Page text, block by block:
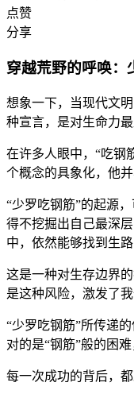
点赞
分享
穿越荒野的呼唤：
想象一下，当现代文
种宣言，是对生命力最
在许多人眼中，“吃钢
个概念的具象化，他
“少罗吃钢筋”的起源
得不挖掘出自己最深
中，依然能够找到生
这是一种对生存边界
是这种风险，激发了
“少罗吃钢筋”所传递
对的是“钢筋”般的困
每一次成功的背后，